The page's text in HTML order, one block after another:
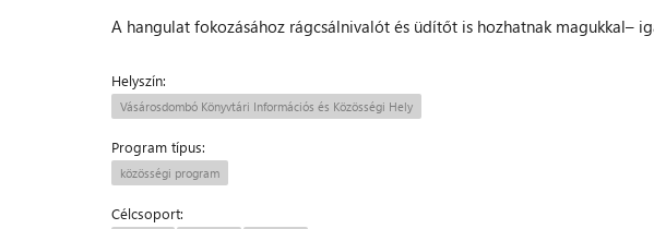
A hangulat fokozásához rágcsálnivalót és üdítőt is hozhatnak magukkal–
Helyszín:
Vásárosdombó Könyvtári Információs és Közösségi Hely
Program típus:
közösségi program
Célcsoport: